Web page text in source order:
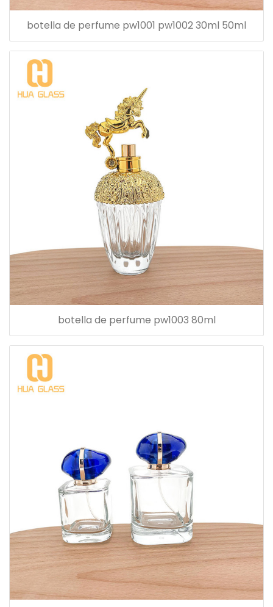
botella de perfume pw1001 pw1002 30ml 50ml
botella de perfume pw1003 80ml